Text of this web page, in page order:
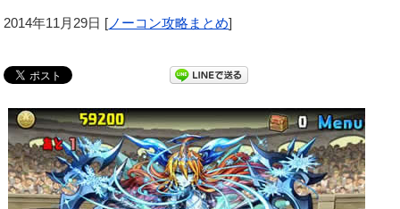
2014年11月29日 [ ノーコン攻略まとめ]